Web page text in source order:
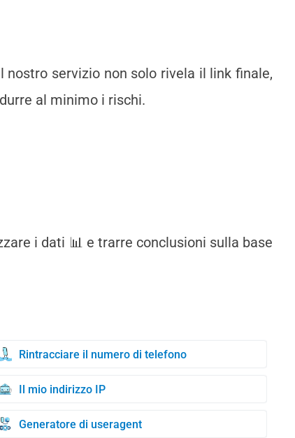
servizio non solo rivela il link finale,
al minimo i rischi.
i dati 📊 e trarre conclusioni sulla base
Rintracciare il numero di telefono
Il mio indirizzo IP
Generatore di useragent